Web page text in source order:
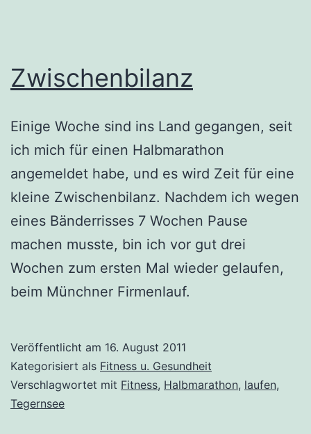
Zwischenbilanz
Einige Woche sind ins Land gegangen, seit
ich mich für einen Halbmarathon
angemeldet habe, und es wird Zeit für eine
kleine Zwischenbilanz. Nachdem ich wegen
eines Bänderrisses 7 Wochen Pause
machen musste, bin ich vor gut drei
Wochen zum ersten Mal wieder gelaufen,
beim Münchner Firmenlauf.
Veröffentlicht am 16. August 2011
Kategorisiert als Fitness u. Gesundheit
Verschlagwortet mit Fitness, Halbmarathon, laufen,
Tegernsee